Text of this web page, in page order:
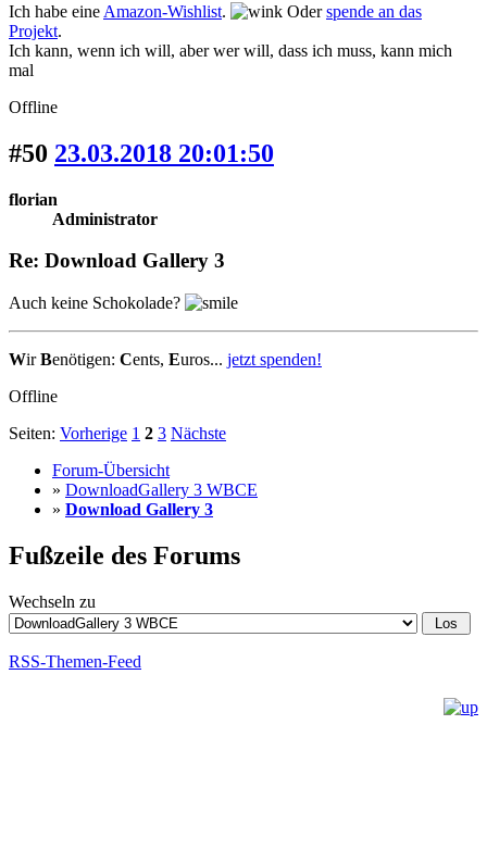
Ich habe eine Amazon-Wishlist. Oderspende an das
Projekt.
Ich kann, wenn ich will, aber wer will, dass ich muss, kann mich
mal
Offline
#50 23.03.2018 20:01:50
florian
Administrator
Re: Download Gallery 3
Auch keine Schokolade?
WirBenötigen: Cents, Euros... jetzt spenden!
Offline
Seiten: Vorherige 1 2 3 Nächste
Forum-Übersicht
» DownloadGallery 3 WBCE
» Download Gallery 3
Fußzeile des Forums
Wechseln zu
RSS-Themen-Feed